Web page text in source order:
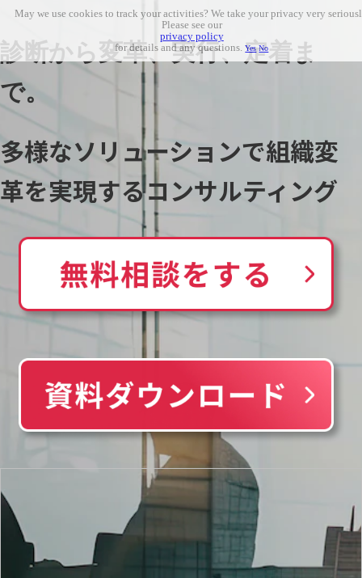
診断から変革、実行、定着ま
で。
多様なソリューションで組織変
革を実現するコンサルティング
May we use cookies to track your activities? We take your privacy very
Please see our
privacy policy
for details and any questions.Yes No